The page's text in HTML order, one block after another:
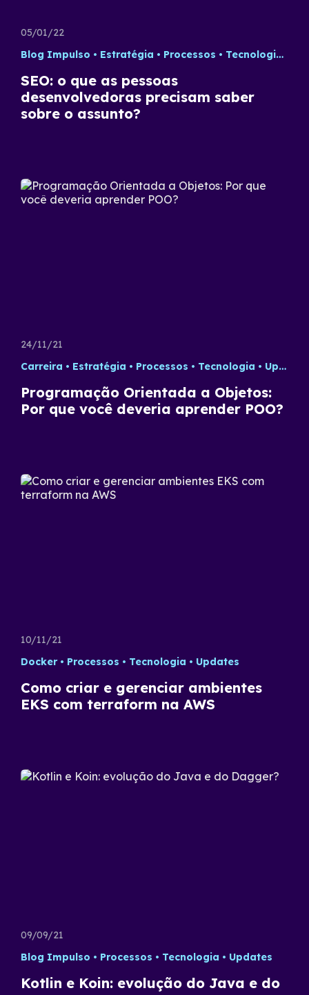
05/01/22
Blog Impulso
Estratégia Processos Tecnologia
SEO: o que as pessoas
desenvolvedoras precisam saber
sobre o assunto?
24/11/21
Carreira
Estratégia Processos Tecnologia Updates
Programação Orientada a Objetos:
Por que você deveria aprender POO?
10/11/21
Docker
Processos Tecnologia Updates
Como criar e gerenciar ambientes
EKS com terraform na AWS
09/09/21
Blog Impulso
Processos Tecnologia Updates
Kotlin e Koin: evolução do Java e do